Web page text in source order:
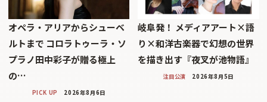
オペラ・アリアからシューベ
ルトまで コロラトゥーラ・ソ
プラノ田中彩子が贈る極上
の…
PICK UP 2026年8月6日
岐阜発！ メディアアート×語
り×和洋古楽器で幻想の世界
を描き出す『夜叉が池物語』
注目公演 2026年8月5日